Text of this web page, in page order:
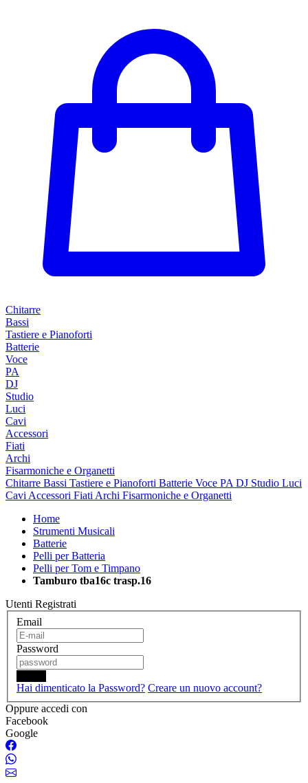
Chitarre
Bassi
Tastiere e Pianoforti
Batterie
Voce
PA
DJ
Studio
Luci
Cavi
Accessori
Fiati
Archi
Fisarmoniche e Organetti
Chitarre Bassi Tastiere e Pianoforti Batterie Voce PA DJ Studio Luci
Cavi Accessori Fiati Archi Fisarmoniche e Organetti
Home
Strumenti Musicali
Batterie
Pelli per Batteria
Pelli per Tom e Timpano
Tamburo tba16c trasp.16
Utenti Registrati
Email
Password
Hai dimenticato la Password? Creare un nuovo account?
Oppure accedi con
Facebook
Google